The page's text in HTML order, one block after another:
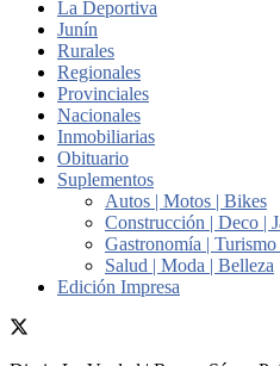
La Deportiva
Junín
Rurales
Regionales
Provinciales
Nacionales
Inmobiliarias
Obituario
Suplementos
Autos | Motos | Bikes
Construcción | Deco |
Gastronomía |
Salud | Moda | Belleza
Edición Impresa